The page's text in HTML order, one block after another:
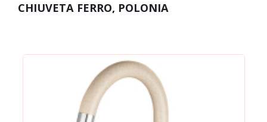
CHIUVETA FERRO, POLONIA